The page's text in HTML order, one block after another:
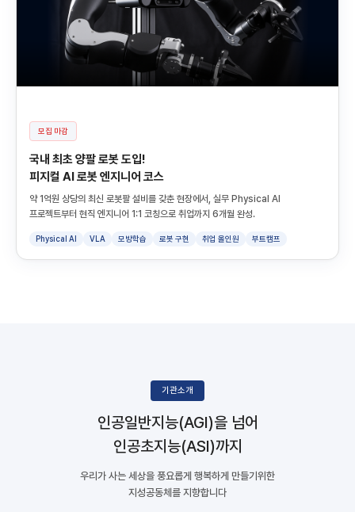
모집 마감
국내 최초 양팔 로봇 도입!
피지컬 AI 로봇 엔지니어 코스
약 1억원 상당의 최신 로봇팔 설비를 갖춘 현장에서, 실무 Physical AI
프로젝트부터 현직 엔지니어 1:1 코칭으로 취업까지 6개월 완성.
Physical AI VLA 모방학습 로봇 구현 취업 올인원 부트캠프
기관소개
인공일반지능(AGI)을 넘어
인공초지능(ASI)까지
우리가 사는 세상을 풍요롭게 행복하게 만들기위한
지성공동체를 지향합니다